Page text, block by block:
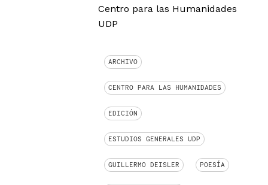
Centro para las Humanidades
UDP
ARCHIVO
CENTRO PARA LAS HUMANIDADES
EDICIÓN
ESTUDIOS GENERALES UDP
GUILLERMO DEISLER POESÍA